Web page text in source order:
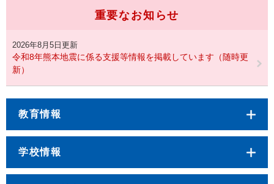
重要なお知らせ
2026年8月5日更新
令和8年熊本地震に係る支援等情報を掲載しています（随時更
新）
教育情報
学校情報